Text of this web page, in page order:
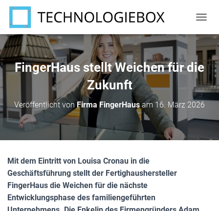
A
I
A
I
O
N
U
FingerHaus stellt Weichen für die
Zukunft
Veröffentlicht von Firma FingerHausam 16. März 2026
Mit dem Eintritt von Louisa Cronau in die
Geschäftsführung stellt der Fertighaushersteller
FingerHaus die Weichen für die nächste
Entwicklungsphase des familiengeführten